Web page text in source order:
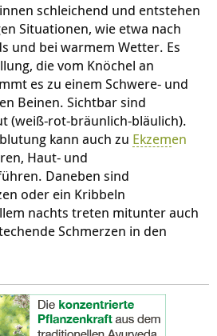
schleichend und entstehen
Situationen, wie etwa nach
und bei warmem Wetter. Es
die vom Knöchel an
es zu einem Schwere- und
Beinen. Sichtbar sind
(weiß-rot-bräunlich-bläulich).
kann auch zu Ekzemen
Haut- und
Daneben sind
oder ein Kribbeln
nachts treten mitunter auch
Schmerzen in den